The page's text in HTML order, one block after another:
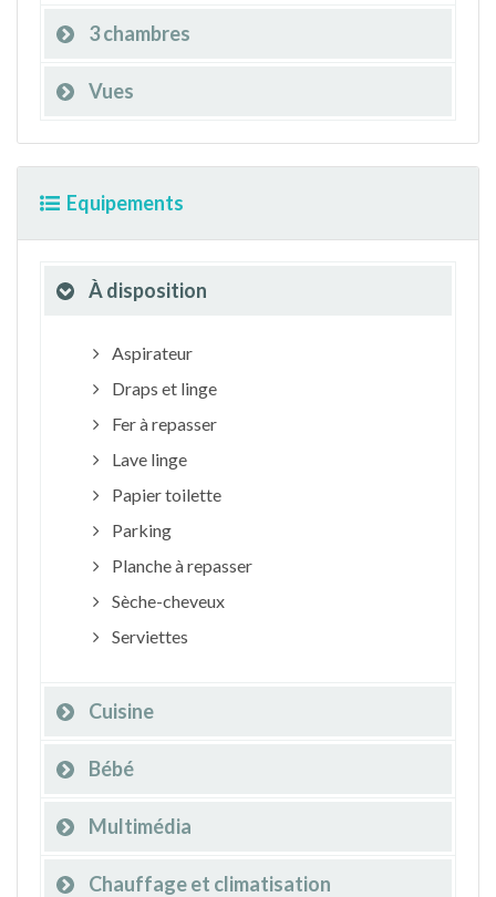
3 chambres
Vues
Equipements
À disposition
Aspirateur
Draps et linge
Fer à repasser
Lave linge
Papier toilette
Parking
Planche à repasser
Sèche-cheveux
Serviettes
Cuisine
Bébé
Multimédia
Chauffage et climatisation